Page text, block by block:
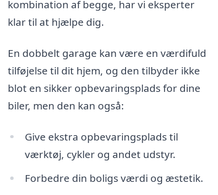
kombination af begge, har vi eksperter
klar til at hjælpe dig.
En dobbelt garage kan være en værdifuld
tilføjelse til dit hjem, og den tilbyder ikke
blot en sikker opbevaringsplads for dine
biler, men den kan også:
Give ekstra opbevaringsplads til
værktøj, cykler og andet udstyr.
Forbedre din boligs værdi og æstetik.